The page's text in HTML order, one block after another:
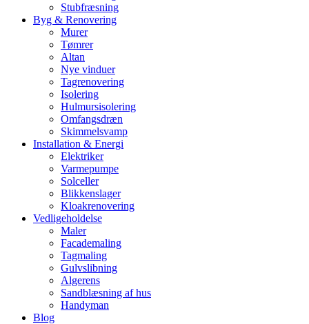
Stubfræsning
Byg & Renovering
Murer
Tømrer
Altan
Nye vinduer
Tagrenovering
Isolering
Hulmursisolering
Omfangsdræn
Skimmelsvamp
Installation & Energi
Elektriker
Varmepumpe
Solceller
Blikkenslager
Kloakrenovering
Vedligeholdelse
Maler
Facademaling
Tagmaling
Gulvslibning
Algerens
Sandblæsning af hus
Handyman
Blog